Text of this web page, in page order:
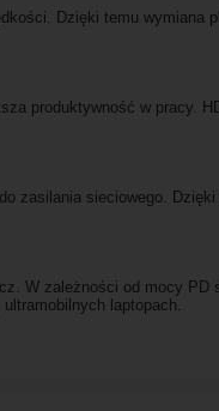
Dzięki temu wymiana
produktywność w pracy.
zasilania sieciowego.
W zależności od mocy
laptopach.